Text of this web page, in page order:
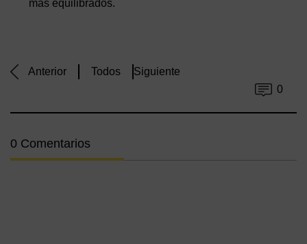
más equilibrados.
Anterior Todos
Siguiente
0
0 Comentarios